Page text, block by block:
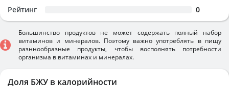
Рейтинг 0
Большинство продуктов не может содержать полный набор
витаминов и минералов. Поэтому важно употреблять в пищу
разннообразные продукты, чтобы восполнять потребности
организма в витаминах и минералах.
Доля БЖУ в калорийности